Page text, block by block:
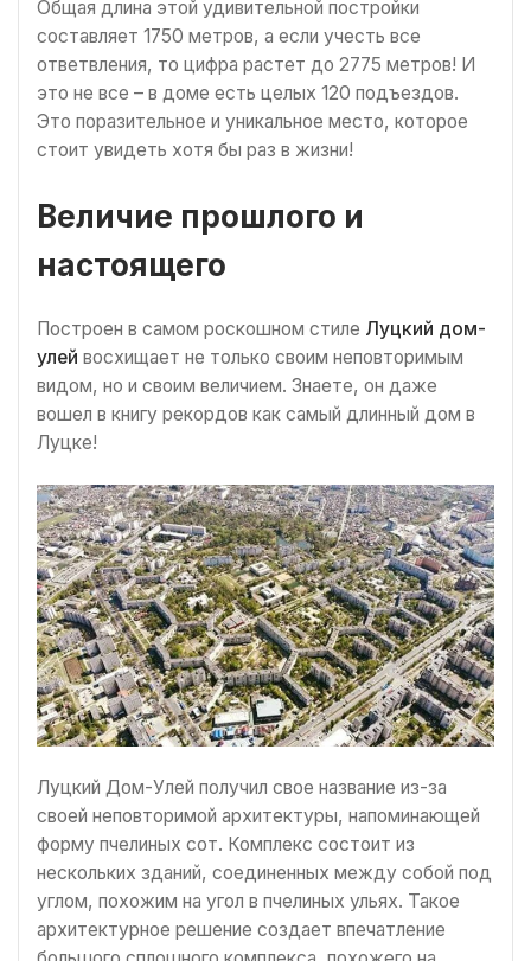
Общая длина этой удивительной постройки
составляет 1750 метров, а если учесть все
ответвления, то цифра растет до 2775 метров! И
это не все – в доме есть целых 120 подъездов.
Это поразительное и уникальное место, которое
стоит увидеть хотя бы раз в жизни!
Величие прошлого и
настоящего
Построен в самом роскошном стиле Луцкий дом-
улей восхищает не только своим неповторимым
видом, но и своим величием. Знаете, он даже
вошел в книгу рекордов как самый длинный дом в
Луцке!
Луцкий Дом-Улей получил свое название из-за
своей неповторимой архитектуры, напоминающей
форму пчелиных сот. Комплекс состоит из
нескольких зданий, соединенных между собой под
углом, похожим на угол в пчелиных ульях. Такое
архитектурное решение создает впечатление